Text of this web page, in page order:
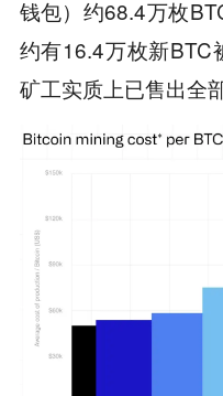
钱包）约68.4万枚
约有16.4万枚新BTC
矿工实质上已售出全